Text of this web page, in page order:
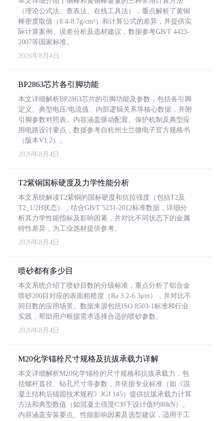
（理论公式法、查表法、在线工具法），重点解析了黄铜
棒密度取值（8.4-8.7g/cm³）和计算公式的差异，并提供实
际计算案例、误差分析及选材建议，数据参考GB/T 4423-
2007等国家标准。
2026年8月4日
BP2863芯片各引脚功能
本文详细解析BP2863芯片的引脚功能及参数，包括各引脚
定义、典型电压/电流值、内部逻辑关系等核心数据，并附
引脚参数对照表。内容涵盖驱动配置、保护机制及典型应
用电路设计要点，数据参考自杭州士兰微电子官方规格书
（版本V1.2）。
2026年8月4日
T2紫铜国标硬度及力学性能分析
本文系统解读T2紫铜的国标硬度和抗拉强度（包括T2及
T2_1/2H状态），结合GB/T 5231-2012标准数据，详细分
析其力学性能指标及影响因素，并对比不同状态下的金属
特性差异，为工业选材提供参考。
2026年8月4日
喷砂都有多少目
本文系统介绍了喷砂目数的分级标准，重点分析了铝合金
喷砂200目对应的表面粗糙度（Ra 3.2-6.3μm），并对比不
同目数的应用场景。数据来源包括ISO 8503-1标准和行业
实践，帮助用户根据需求选择合适的喷砂参数。
2026年8月4日
M20化学锚栓尺寸规格及抗拔承载力详解
本文详细解析M20化学锚栓的尺寸规格和抗拔承载力，包
括螺杆直径、钻孔尺寸等参数，并依据专业标准（如《混
凝土结构后锚固技术规程》JGJ 145）提供抗拔承载力计算
方法和典型数值（如混凝土强度C30下设计值约80kN）。
内容涵盖安装要点、性能影响因素及选型建议，适用于工